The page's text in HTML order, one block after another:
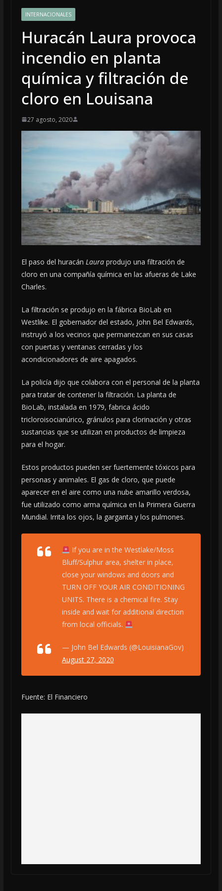
INTERNACIONALES
Huracán Laura provoca
incendio en planta
química y filtración de
cloro en Louisana
27 agosto, 2020
El paso del huracán Laura produjo una filtración de
cloro en una compañía química en las afueras de Lake
Charles.
La filtración se produjo en la fábrica BioLab en
Westlike. El gobernador del estado, John Bel Edwards,
instruyó a los vecinos que permanezcan en sus casas
con puertas y ventanas cerradas y los
acondicionadores de aire apagados.
La policía dijo que colabora con el personal de la planta
para tratar de contener la filtración. La planta de
BioLab, instalada en 1979, fabrica ácido
tricloroisocianúrico, gránulos para clorinación y otras
sustancias que se utilizan en productos de limpieza
para el hogar.
Estos productos pueden ser fuertemente tóxicos para
personas y animales. El gas de cloro, que puede
aparecer en el aire como una nube amarillo verdosa,
fue utilizado como arma química en la Primera Guerra
Mundial. Irrita los ojos, la garganta y los pulmones.
If you are in the Westlake/Moss
Bluff/Sulphur area, shelter in place,
close your windows and doors and
TURN OFF YOUR AIR CONDITIONING
UNITS. There is a chemical fire. Stay
inside and wait for additional direction
from local officials.
— John Bel Edwards (@LouisianaGov)
August 27, 2020
Fuente: El Financiero